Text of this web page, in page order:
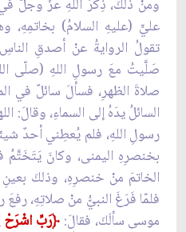
ومنْ ذلكَ، ذِكرُ اللهِ عزَّ وجلَّ
عليٍّ (عليهِ السلامُ)
تقولُ الروايةُ عنْ أصدقِ
صَلَّيتُ معَ رسولِ اللهِ (صلّى
صلاةَ الظهرِ، فسألَ سائلٌ في
السائلُ يدَهُ إلى السماءِ،
رسولِ اللهِ، فلم يُعطِني أحدٌ
بخنصرِهِ اليمنى، وكانَ يَتَخَتَّمُ
الخاتمَ منْ خنصرِهِ، وذلكَ بعينِ
فلمّا فَرَغَ النبيُّ منْ صلاتِهِ، رفعَ
موسى سألَكَ، فقالَ: ﴿رَبِّ اشْرَحْ